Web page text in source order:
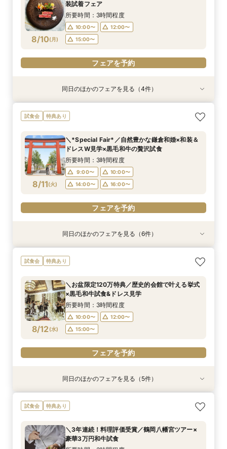
8/10(月)
装試着フェア
所要時間：3時間程度
10:00〜
12:00〜
15:00〜
フェアを予約
特典あり
8/10(月)
【初めて見学OK＊最短90分】見学＊試食＊予算
選べる安心相談会♪
10:00〜
12:00〜
15:00〜
17:00〜
フェアを予約
特典あり
8/10(月)
【6名～30名の少人数婚】挙式＆会食Newプラ
ン誕生！無料試食付
10:00〜
12:00〜
15:00〜
フェアを予約
8/10(月)
【タイパ重視！60分で完結◎】オンラインで会
場案内＆相談会
10:00〜
12:00〜
15:00〜
17:00〜
フェアを予約
特典あり
8/10(月)
【八幡宮＆KOTOWAが第一希望の方必見！】特
別ご優待フェア
10:00〜
12:00〜
15:00〜
フェアを予約
同日のほかのフェアを見る（4件）
試食会 特典あり
8/11(火)
＼*Special Fair*／自然豊かな鎌倉和婚×和装＆
ドレスW見学×黒毛和牛の贅沢試食
所要時間：3時間程度
9:00〜
10:00〜
14:00〜
16:00〜
フェアを予約
特典あり
8/11(火)
【初めての見学にオススメ】安心和婚相談×贅沢
試食＆衣装見学
9:00〜
10:00〜
14:00〜
16:00〜
フェアを予約
8/11(火)
【6名～30名の少人数婚】挙式＆会食Newプラ
ン誕生！無料試食付
9:00〜
10:00〜
14:00〜
16:00〜
フェアを予約
8/11(火)
【和も洋も両方叶う】豪華和牛試食×優待付き衣
装見学フェア
9:00〜
10:00〜
14:00〜
16:00〜
フェアを予約
特典あり
8/11(火)
【八幡宮＆KOTOWAが第一希望の方必見！】特
別ご優待フェア
9:00〜
10:00〜
14:00〜
16:00〜
フェアを予約
特典あり
8/11(火)
【気軽に90分】見学＊試食＊見積もり等選べる
安心相談会♪
9:00〜
10:00〜
14:00〜
16:00〜
フェアを予約
8/11(火)
【タイパ重視！60分で完結◎】オンラインで会
場案内＆相談会
9:30〜
10:00〜
14:00〜
16:00〜
フェアを予約
同日のほかのフェアを見る（6件）
試食会 特典あり
8/12(水)
＼お盆限定120万特典／歴史的会館で叶える挙式
×黒毛和牛試食&ドレス見学
所要時間：3時間程度
10:00〜
12:00〜
15:00〜
フェアを予約
特典あり
【初めて見学OK＊最短90分】見学＊試食＊予算
選べる安心相談会♪
10:00〜
12:00〜
特典あり
【和も洋も両方叶う】豪華和牛試食×優待付き衣
裳見学フェア
10:00〜
12:00〜
【タイパ重視！60分で完結◎】オンラインで会
場案内＆相談会
10:00〜
12:00〜
特典あり
【八幡宮＆KOTOWAが第一希望の方必見！】特
別ご優待フェア
10:00〜
12:00〜
特典あり
【6名～30名の少人数婚】挙式＆会食Newプラ
ン誕生！無料試食付
10:00〜
12:00〜
同日のほかのフェアを見る（5件）
試食会 特典あり
＼3年連続！料理評価受賞／鶴岡八幡宮ツアー×
豪華3万円和牛試食